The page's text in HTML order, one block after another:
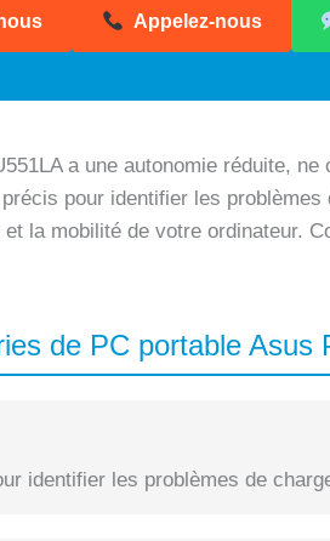
Appelez-nous
a une autonomie réduite,
pour identifier les
la mobilité de votre ordinateur.
de PC portable Asus
identifier les problèmes de